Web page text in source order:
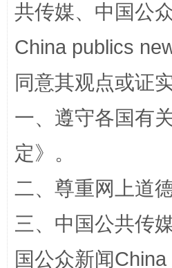
共传媒、中国公
China publics
同意其观点或证
一、遵守各国有
定》。
二、尊重网上道
三、中国公共传
国公众新闻